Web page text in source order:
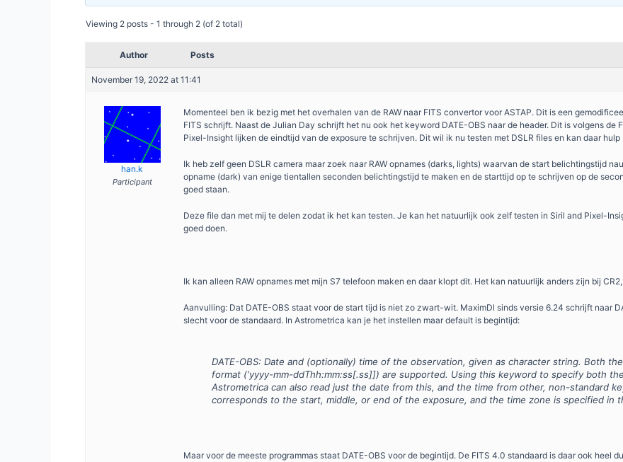
Viewing 2 posts - 1 through 2 (of 2 total)
Author Posts
November 19, 2022 at 11:41
han.k
Participant
Momenteel ben ik bezig met het overhalen van de RAW naar FITS convertor voor ASTAP. Dit is een
FITS schrijft. Naast de Julian Day schrijft het nu ook het keyword DATE-OBS naar de header. Dit is volgens de
Pixel-Insight lijken de eindtijd van de exposure te schrijven. Dit wil ik nu testen met DSLR files en kan daar hulp
Ik heb zelf geen DSLR camera maar zoek naar RAW opnames (darks, lights) waarvan de start belichtingstijd
opname (dark) van enige tientallen seconden belichtingstijd te maken en de starttijd op te schrijven op de
goed staan.
Deze file dan met mij te delen zodat ik het kan testen. Je kan het natuurlijk ook zelf testen in Siril and Pixel-
goed doen.
Ik kan alleen RAW opnames met mijn S7 telefoon maken en daar klopt dit. Het kan natuurlijk anders zijn bij
Aanvulling: Dat DATE-OBS staat voor de start tijd is niet zo zwart-wit. MaximDl sinds versie 6.24 schrijft naar
slecht voor de standaard. In Astrometrica kan je het instellen maar default is begintijd:
DATE-OBS: Date and (optionally) time of the observation, given as character string. Both the
format (‘yyyy-mm-ddThh:mm:ss[.ss]]) are supported. Using this keyword to specify both
Astrometrica can also read just the date from this, and the time from other, non-standard
corresponds to the start, middle, or end of the exposure, and the time zone is specified in
Maar voor de meeste programmas staat DATE-OBS voor de begintijd. De FITS 4.0 standaard is daar ook heel